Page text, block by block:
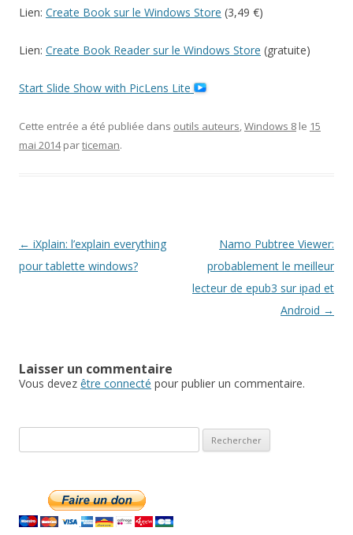
Lien: Create Book sur le Windows Store (3,49 €)
Lien: Create Book Reader sur le Windows Store (gratuite)
Start Slide Show with PicLens Lite
Cette entrée a été publiée dans outils auteurs,Windows 8 le 15
mai 2014 particeman.
Navigation
des
← iXplain: l’explain everything
pour tablette windows?
Namo Pubtree Viewer:
probablement le meilleur
lecteur de epub3 sur ipad et
Android →
Laisser un commentaire
Vous devez être connecté pour publier un commentaire.
e
e
r